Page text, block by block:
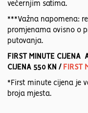
večernjim satima.
***Važna napomena:
promjenama ovisno o
putovanja.
FIRST MINUTE CIJENA
CIJENA 550 KN / FIRST
*First minute cijena je
broja mjesta.